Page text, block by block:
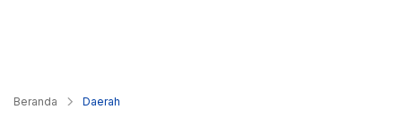
Beranda Daerah